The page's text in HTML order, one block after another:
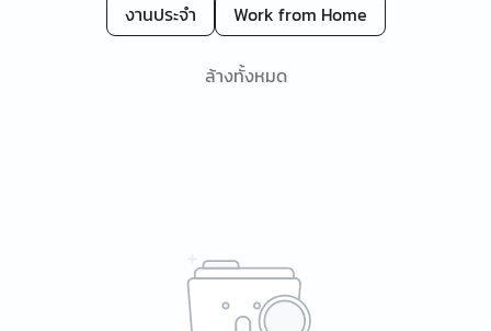
งานประจำ
Work from Home
ล้างทั้งหมด